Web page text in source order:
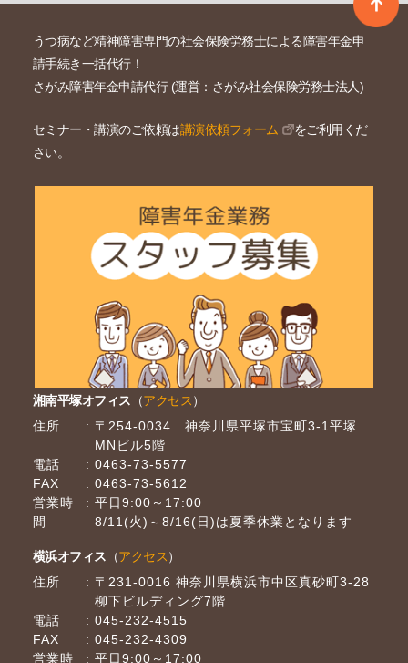
うつ病など精神障害専門の社会保険労務士による障害年金申
請手続き一括代行！
さがみ障害年金申請代行 (運営：さがみ社会保険労務士法人)
セミナー・講演のご依頼は講演依頼フォーム
をご利用くだ
さい。
湘南平塚オフィス （アクセス）
住所
〒254-0034 神奈川県平塚市宝町3-1平塚
MNビル5階
電話
0463-73-5577
FAX
0463-73-5612
営業時
間
平日9:00～17:00
8/11(火)～8/16(日)は夏季休業となります
横浜オフィス （アクセス）
住所
〒231-0016 神奈川県横浜市中区真砂町3-28
柳下ビルディング7階
電話
045-232-4515
FAX
045-232-4309
営業時
平日9:00～17:00